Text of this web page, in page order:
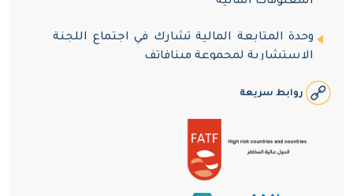
وحدة المتابعة المالية تشارك في اجتماع اللجنة
الاستشارية لمجموعة مينافاتف
وحدة المتابعة المالية تستقبل وفداً من طلاب
دبلوم المهني المتخصص في مكافحة الفساد
وجريمة غسل الأموال
وحدة المتابعة المالية توقّع مذكرة تفاهم مع
روابط سريعة